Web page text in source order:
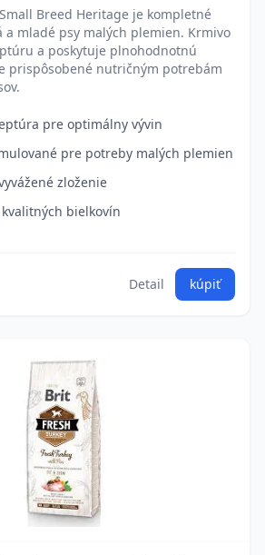
Breed Heritage je kompletné
a mladé psy malých plemien. Krmivo
a poskytuje plnohodnotnú
prispôsobené nutričným potrebám
pre optimálny vývin
pre potreby malých plemien
zloženie
kvalitných bielkovín
Detail kúpiť